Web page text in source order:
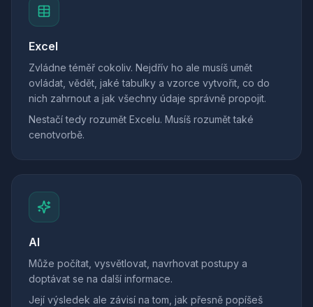
Excel
Zvládne téměř cokoliv. Nejdřív ho ale musíš umět
ovládat, vědět, jaké tabulky a vzorce vytvořit, co do
nich zahrnout a jak všechny údaje správně propojit.
Nestačí tedy rozumět Excelu. Musíš rozumět také
cenotvorbě.
AI
Může počítat, vysvětlovat, navrhovat postupy a
doptávat se na další informace.
Její výsledek ale závisí na tom, jak přesně popíšeš